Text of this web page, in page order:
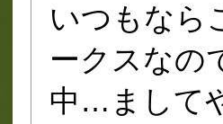
いつもなら
ークスなの
中…まして